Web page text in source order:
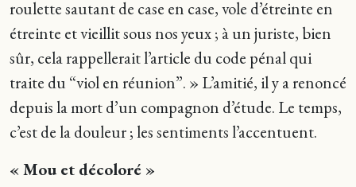
roulette sautant de case en case, vole d’étreinte en
étreinte et vieillit sous nos yeux ; à un juriste, bien
sûr, cela rappellerait l’article du code pénal qui
traite du “viol en réunion”. » L’amitié, il y a renoncé
depuis la mort d’un compagnon d’étude. Le temps,
c’est de la douleur ; les sentiments l’accentuent.
« Mou et décoloré »